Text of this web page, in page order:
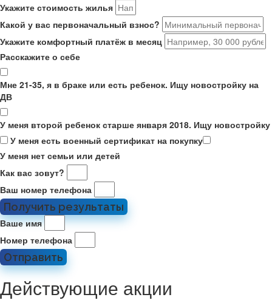
Укажите стоимость жилья
Какой у вас первоначальный взнос?
Укажите комфортный платёж в месяц
Расскажите о себе
Мне 21-35, я в браке или есть ребенок. Ищу новостройку на
ДВ
У меня второй ребенок старше января 2018. Ищу новостройку
У меня есть военный сертификат на покупку
У меня нет семьи или детей
Как вас зовут?
Ваш номер телефона
Получить результаты
Ваше имя
Номер телефона
Отправить
Действующие акции